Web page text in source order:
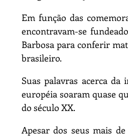
Em função das
encontravam-se
Barbosa para conferir
brasileiro.
Suas palavras acerca da
européia soaram quase
do século XX.
Apesar dos seus mais